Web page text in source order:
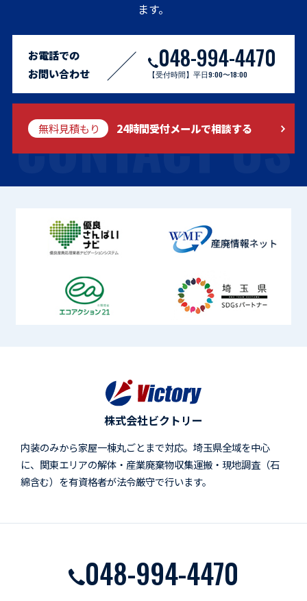
ます。
CONTACT US
お電話での
お問い合わせ
048-994-4470
【受付時間】平日9:00〜18:00
無料見積もり 24時間受付メールで相談する
株式会社ビクトリー
内装のみから家屋一棟丸ごとまで対応。埼玉県全域を中心
に、関東エリアの解体・産業廃棄物収集運搬・現地調査（石
綿含む）を有資格者が法令厳守で行います。
048-994-4470